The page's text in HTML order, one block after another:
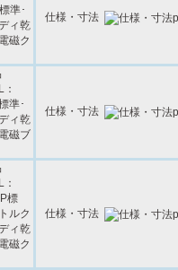
仕様・寸法
仕様・寸法
仕様・寸法